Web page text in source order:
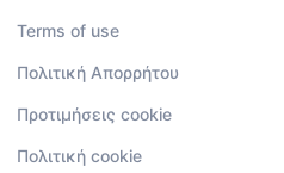
Terms of use
Πολιτική Απορρήτου
Προτιμήσεις cookie
Πολιτική cookie